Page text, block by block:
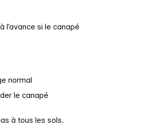
l’avance si le canapé
normal
le canapé
à tous les sols.